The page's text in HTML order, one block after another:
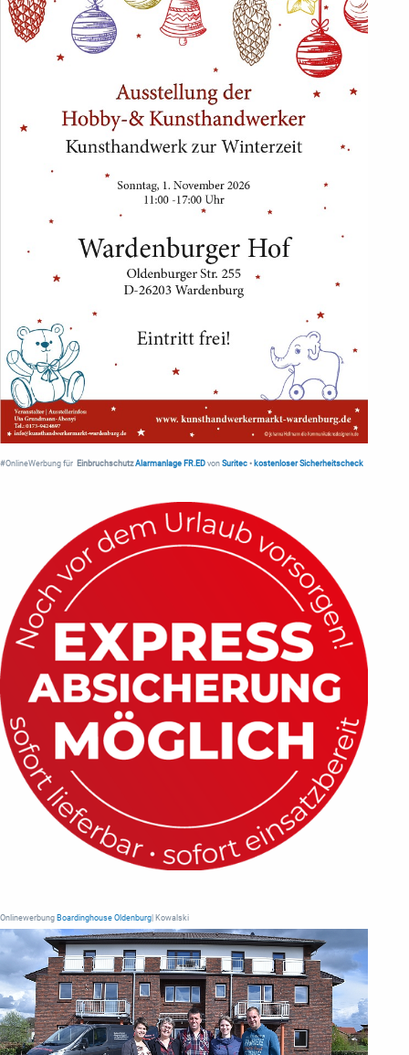
#OnlineWerbung für Einbruchschutz Alarmanlage FR.ED von Suritec • kostenloser Sicherheitscheck
Onlinewerbung Boardinghouse Oldenburg | Kowalski